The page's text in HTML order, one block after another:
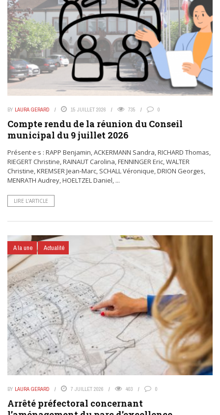
BY LAURA GERARD 15 JUILLET 2026 735 0
Compte rendu de la réunion du Conseil
municipal du 9 juillet 2026
Présent·e·s : RAPP Benjamin, ACKERMANN Sandra, RICHARD Thomas,
RIEGERT Christine, RAINAUT Carolina, FENNINGER Eric, WALTER
Christine, KREMSER Jean-Marc, SCHALL Véronique, DRION Georges,
MENRATH Audrey, HOELTZEL Daniel, ...
LIRE L’ARTICLE
A la une Actualité
BY LAURA GERARD 7 JUILLET 2026 403 0
Arrêté préfectoral concernant